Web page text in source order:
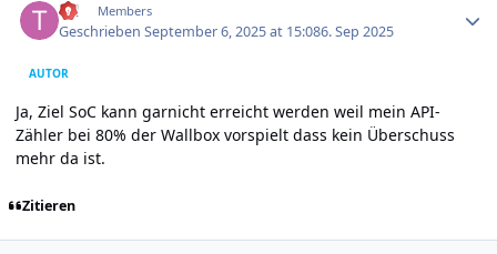
till Members
GeschriebenSeptember 6, 2025 at 15:086. Sep 2025
AUTOR
Ja, Ziel SoC kann garnicht erreicht werden weil mein API-
Zähler bei 80% der Wallbox vorspielt dass kein Überschuss
mehr da ist.
Zitieren